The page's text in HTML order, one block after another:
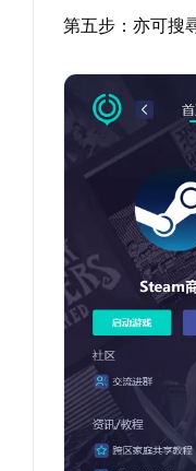
第五步：亦可搜